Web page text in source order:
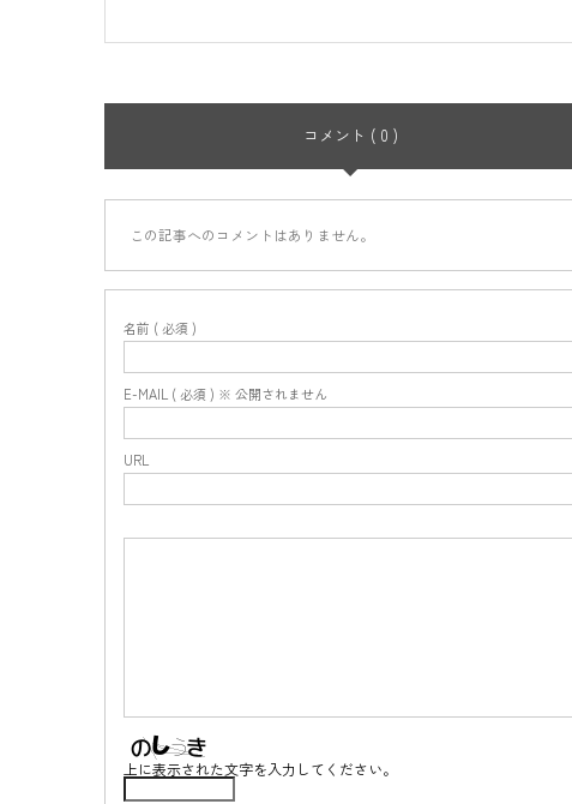
コメント ( 0 )
この記事へのコメントはありません。
名前 ( 必須 )
E-MAIL ( 必須 ) ※ 公開されません
URL
上に表示された文字を入力してください。